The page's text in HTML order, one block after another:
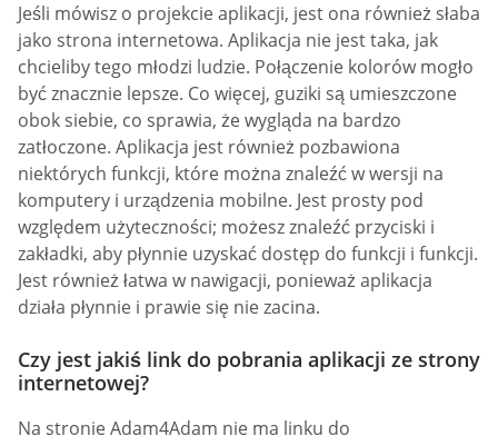
Jeśli mówisz o projekcie aplikacji, jest ona również słaba
jako strona internetowa. Aplikacja nie jest taka, jak
chcieliby tego młodzi ludzie. Połączenie kolorów mogło
być znacznie lepsze. Co więcej, guziki są umieszczone
obok siebie, co sprawia, że wygląda na bardzo
zatłoczone. Aplikacja jest również pozbawiona
niektórych funkcji, które można znaleźć w wersji na
komputery i urządzenia mobilne. Jest prosty pod
względem użyteczności; możesz znaleźć przyciski i
zakładki, aby płynnie uzyskać dostęp do funkcji i funkcji.
Jest również łatwa w nawigacji, ponieważ aplikacja
działa płynnie i prawie się nie zacina.
Czy jest jakiś link do pobrania aplikacji ze strony
internetowej?
Na stronie Adam4Adam nie ma linku do